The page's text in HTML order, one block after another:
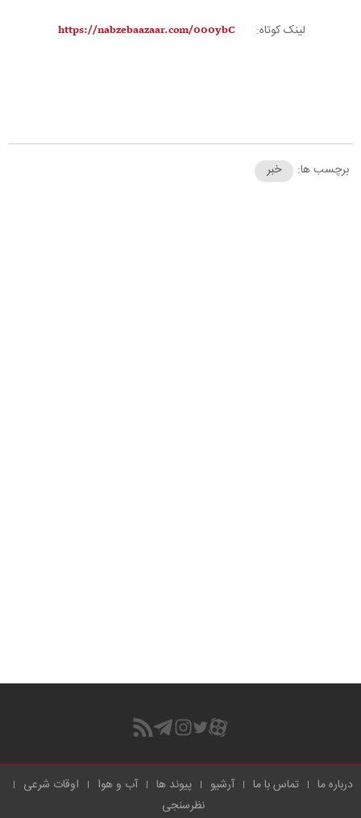
لینک کوتاه:
برچسب ها: خبر
درباره ما تماس با ما آرشیو پیوند ها آب و هوا
اوقات شرعی
نظرسنجی